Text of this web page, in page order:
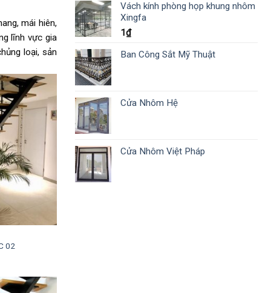
mái hiên,
lĩnh vực gia
loại, sản
02
Vách kính phòng họp khung nhôm
Xingfa
1₫
Ban Công Sắt Mỹ Thuật
Cửa Nhôm Hệ
Cửa Nhôm Việt Pháp